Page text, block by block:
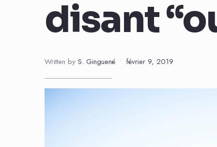
disant
Written by S. Ginguené • février 9, 2019